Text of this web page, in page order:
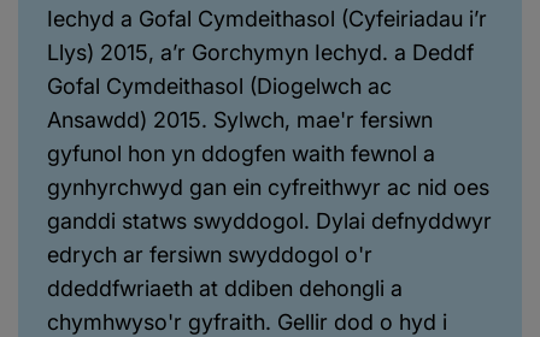
Iechyd a Gofal Cymdeithasol (Cyfeiriadau i’r
Llys) 2015, a’r Gorchymyn Iechyd. a Deddf
Gofal Cymdeithasol (Diogelwch ac
Ansawdd) 2015. Sylwch, mae'r fersiwn
gyfunol hon yn ddogfen waith fewnol a
gynhyrchwyd gan ein cyfreithwyr ac nid oes
ganddi statws swyddogol. Dylai defnyddwyr
edrych ar fersiwn swyddogol o'r
ddeddfwriaeth at ddiben dehongli a
chymhwyso'r gyfraith. Gellir dod o hyd i